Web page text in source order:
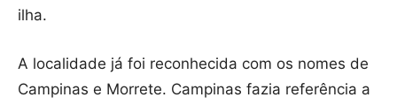
ilha.
A localidade já foi reconhecida com os nomes de
Campinas e Morrete. Campinas fazia referência a